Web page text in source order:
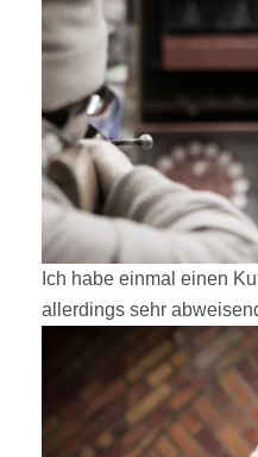
Ich habe einmal einen
allerdings sehr